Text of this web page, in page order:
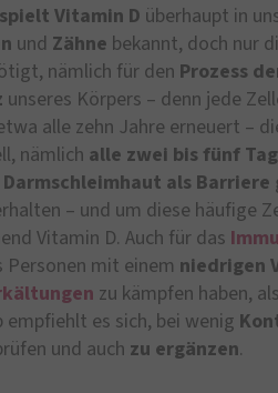
Vitamin D überhaupt in
und Zähne bekannt, doch nur
nämlich für den Prozess
unseres Körpers – denn jede
alle zehn Jahre erneuert –
nämlich alle zwei bis fünf
Darmschleimhaut als Barriere
– und um diese häufige
Vitamin D. Auch für das
Personen mit einem niedrigen
zu kämpfen haben,
empfiehlt es sich, bei wenig
und auch zu ergänzen.